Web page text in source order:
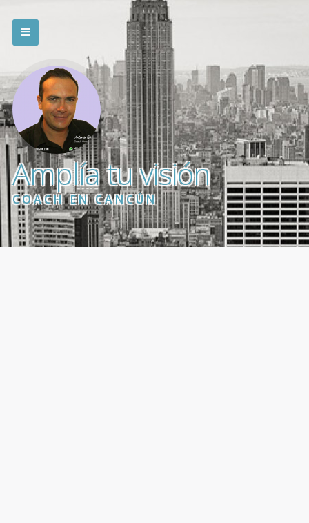
Amplía tu visión
COACH EN CANCÚN